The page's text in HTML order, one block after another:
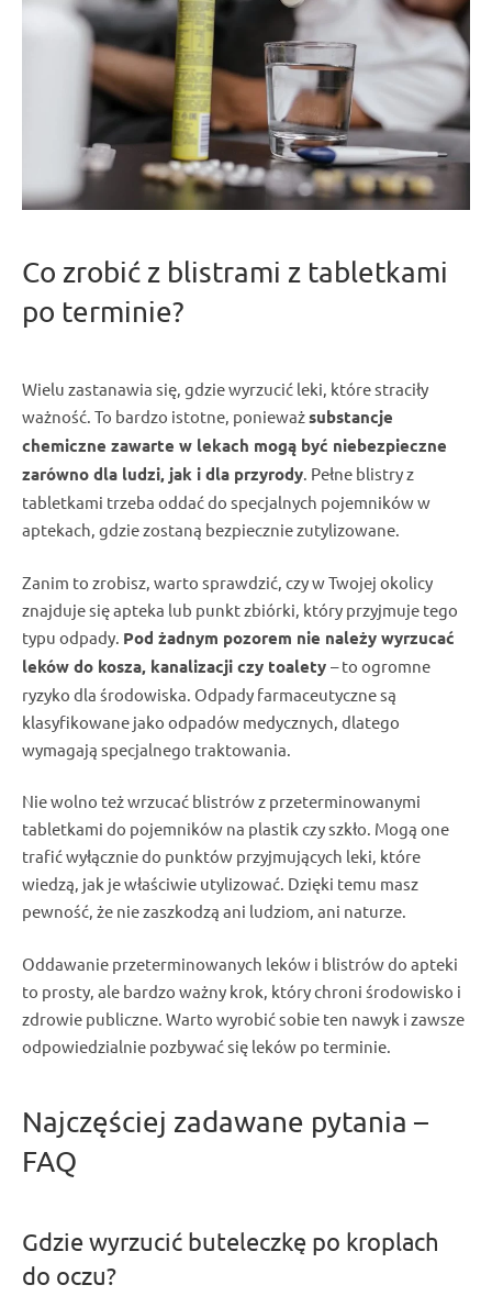
Co zrobić z blistrami z tabletkami
po terminie?
Wielu zastanawia się, gdziewyrzucić leki, które straciły
ważność. To bardzo istotne, ponieważsubstancje
chemiczne zawarte w lekach mogą być niebezpieczne
zarówno dla ludzi, jak i dla przyrody. Pełne blistry z
tabletkami trzeba oddać do specjalnych pojemnikóww
aptekach, gdzie zostaną bezpiecznie zutylizowane.
Zanim to zrobisz, warto sprawdzić, czy w Twojej okolicy
znajduje sięapteka lub punkt zbiórki, który przyjmuje tego
typu odpady. Pod żadnym pozorem nie należy wyrzucać
leków do kosza, kanalizacji czy toalety – to ogromne
ryzyko dla środowiska. Odpady farmaceutyczne są
klasyfikowane jako odpadów medycznych, dlatego
wymagają specjalnego traktowania.
Nie wolno teżwrzucać blistrówz przeterminowanymi
tabletkami do pojemników na plastik czy szkło. Mogą one
trafić wyłącznie do punktów przyjmujących leki, które
wiedzą, jak je właściwie utylizować. Dzięki temu masz
pewność, że nie zaszkodzą ani ludziom, ani naturze.
Oddawanie przeterminowanych leków i blistrówdo apteki
to prosty, ale bardzo ważny krok, który chroni środowisko i
zdrowie publiczne. Warto wyrobić sobie ten nawyk i zawsze
odpowiedzialnie pozbywać się leków po terminie.
Najczęściej zadawane pytania –
FAQ
Gdzie wyrzucić buteleczkę po kroplach
do oczu?